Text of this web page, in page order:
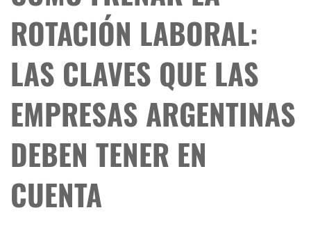
ROTACIÓN LABORAL:
LAS CLAVES QUE LAS
EMPRESAS ARGENTINAS
DEBEN TENER EN
CUENTA